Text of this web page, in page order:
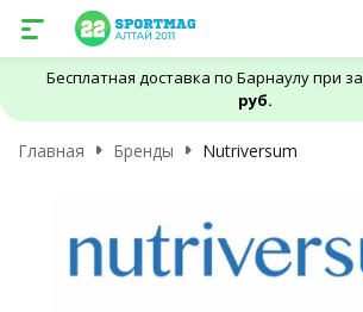
Бесплатная доставка по Барнаулу при
руб.
Главная Бренды Nutriversum